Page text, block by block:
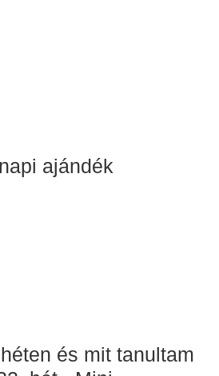
ajándék
és mit tanultam